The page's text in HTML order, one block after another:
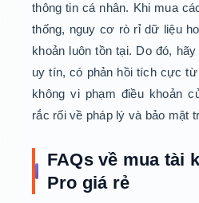
thông tin cá nhân. Khi mua
thống, nguy cơ rò rỉ dữ liệu
khoản luôn tồn tại. Do đó,
uy tín, có phản hồi tích cực
không vi phạm điều khoản
rắc rối về pháp lý và bảo mật
FAQs về mua tài
Pro giá rẻ